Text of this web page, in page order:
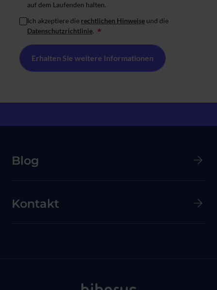
auf dem Laufenden halten.
Ich akzeptiere die rechtlichen Hinweise und die
Datenschutzrichtlinie. *
Menú secundario de pie de página
Blog
Kontakt